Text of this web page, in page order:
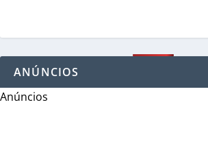
ANÚNCIOS
Anúncios